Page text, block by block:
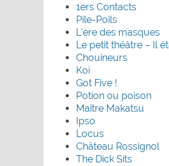
1ers Contacts
Pile-Poils
L’ère des masques
Le petit théâtre – Il
Chouineurs
Koï
Got Five !
Potion ou poison
Maître Makatsu
Ipso
Locus
Château Rossignol
The Dick Sits